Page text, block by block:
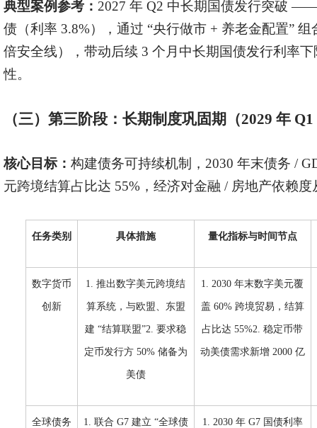
典型案例参考： 2027 年 Q2 中长期国债发行突破
债（利率 3.8%），通过 “央行做市 + 养老金配置”
倍安全线），带动后续 3 个月中长期国债发行利率
性。
（三）第三阶段：长期制度巩固期（2029 年
核心目标： 构建债务可持续机制， 2030 年末债务 /
元跨境结算占比达 55%，经济对金融 / 房地产依赖度
任务类别 具体措施 量化指标与时间节点
数字货币
创新
1. 推出数字美元跨境结
算系统，与欧盟、东盟
建 “结算联盟”2. 要求稳
定币发行方 50% 储备为
美债
1. 2030 年末数字美元覆
盖 60% 跨境贸易，结算
占比达 55%2. 稳定币带
动美债需求新增 2000 亿
全球债务 1. 联合 G7 建立 “全球债 1. 2030 年 G7 国债利率